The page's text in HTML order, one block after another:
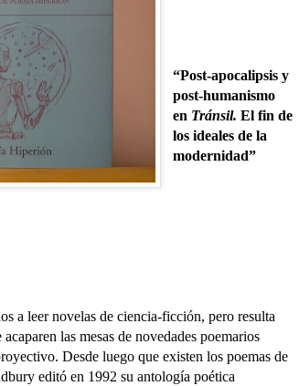
“Post-apocalipsis y
post-humanismo
en Tránsil.El fin de
los ideales de la
modernidad”
a leer novelas de ciencia-ficción, pero resulta
las mesas de novedades poemarios
Desde luego que existen los poemas de
editó en 1992 su antología poética